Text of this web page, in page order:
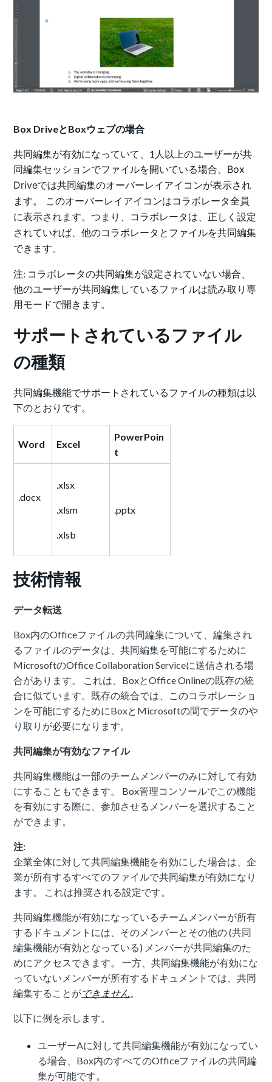
Box DriveとBoxウェブの場合
共同編集が有効になっていて、1人以上のユーザーが共
同編集セッションでファイルを開いている場合、 Box
Driveでは共同編集のオーバーレイアイコンが表示され
ます。 このオーバーレイアイコンはコラボレータ全員
に表示されます。つまり、コラボレータは、正しく設定
されていれば、他のコラボレータとファイルを共同編集
できます。
注: コラボレータの共同編集が設定されていない場合、
他のユーザーが共同編集しているファイルは読み取り専
用モードで開きます。
サポートされているファイル
の種類
共同編集機能でサポートされているファイルの種類は以
下のとおりです。
Word Excel
PowerPoin
t
.docx
.xlsx
.xlsm
.xlsb
.pptx
技術情報
データ転送
Box内のOfficeファイルの共同編集について、編集され
るファイルのデータは、共同編集を可能にするために
MicrosoftのOffice Collaboration Serviceに送信される場
合があります。 これは、BoxとOffice Onlineの既存の統
合に似ています。既存の統合では、このコラボレーショ
ンを可能にするためにBoxとMicrosoftの間でデータのや
り取りが必要になります。
共同編集が有効なファイル
共同編集機能は一部のチームメンバーのみに対して有効
にすることもできます。 Box管理コンソールでこの機能
を有効にする際に、参加させるメンバーを選択すること
ができます。
注:
企業全体に対して共同編集機能を有効にした場合は、企
業が所有するすべてのファイルで共同編集が有効になり
ます。 これは推奨される設定です。
共同編集機能が有効になっているチームメンバーが所有
するドキュメントには、そのメンバーとその他の (共同
編集機能が有効となっている) メンバーが共同編集のた
めにアクセスできます。 一方、共同編集機能が有効にな
っていないメンバーが所有するドキュメントでは、共同
編集することができません。
以下に例を示します。
ユーザーAに対して共同編集機能が有効になってい
る場合、Box内のすべてのOfficeファイルの共同編
集が可能です。